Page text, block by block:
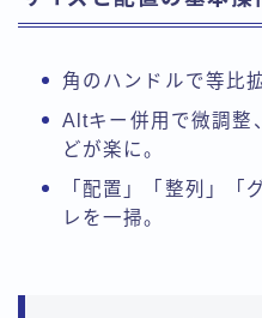
角のハンドルで等比
Altキー併用で微調整
どが楽に。
「配置」「整列」「
レを一掃。